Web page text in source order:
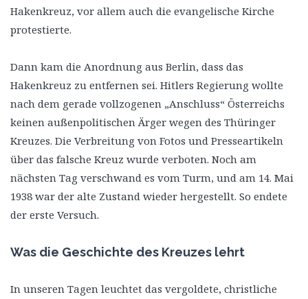
Hakenkreuz, vor allem auch die evangelische Kirche
protestierte.
Dann kam die Anordnung aus Berlin, dass das
Hakenkreuz zu entfernen sei. Hitlers Regierung wollte
nach dem gerade vollzogenen „Anschluss“ Österreichs
keinen außenpolitischen Ärger wegen des Thüringer
Kreuzes. Die Verbreitung von Fotos und Presseartikeln
über das falsche Kreuz wurde verboten. Noch am
nächsten Tag verschwand es vom Turm, und am 14. Mai
1938 war der alte Zustand wieder hergestellt. So endete
der erste Versuch.
Was die Geschichte des Kreuzes lehrt
In unseren Tagen leuchtet das vergoldete, christliche